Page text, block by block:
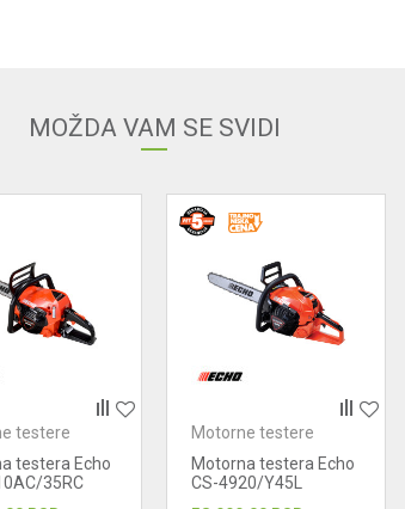
MOŽDA VAM SE SVIDI
testere
testera Echo
35RC
Motorne testere
Motorna testera Echo
CS-4920/Y45L